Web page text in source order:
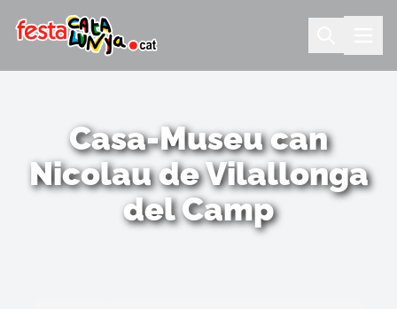
Casa-Museu can
Nicolau de Vilallonga
del Camp